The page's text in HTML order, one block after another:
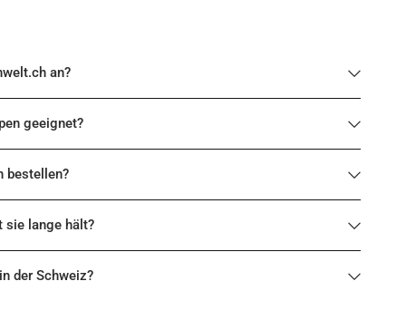
an?
geeignet?
bestellen?
sie lange hält?
der Schweiz?